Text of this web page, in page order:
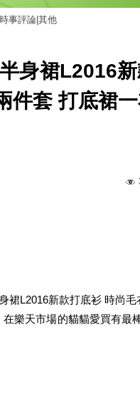
事評論|其他
身裙L2016
件套 打底裙
裙L2016新款打底衫 時尚
樂天市場的貓貓愛買有最